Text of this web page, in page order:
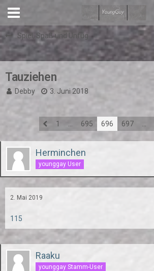
Spiel, Spaß und Unfug
Tauziehen
Debby 3. Juni 2018
1 695 696 697
Herminchen
younggay User
2. Mai 2019
115
Raaku
younggay Stamm-User